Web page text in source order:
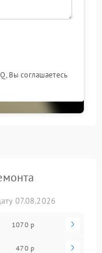
Вы соглашаетесь
07.08.2026
1070 р
470 р